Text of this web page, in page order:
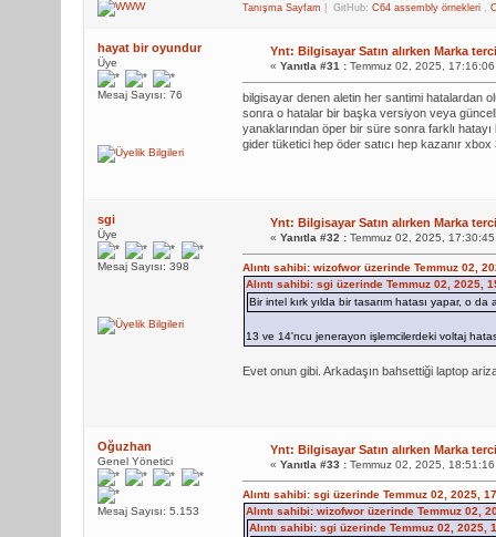
Tanışma Sayfam | GitHub: C64 assembly örnekleri,
hayat bir oyundur
Üye
Mesaj Sayısı: 76
Ynt: Bilgisayar Satın alırken Marka
« Yanıtla #31 :Temmuz 02, 2025,
bilgisayar denen aletin her santimi hatalardan
sonra o hatalar bir başka versiyon veya
yanaklarından öper bir süre sonra farklı
gider tüketici hep öder satıcı hep kazanır xbox
sgi
Üye
Mesaj Sayısı: 398
Ynt: Bilgisayar Satın alırken Marka
« Yanıtla #32 :Temmuz 02, 2025,
Alıntı sahibi: wizofwor üzerinde Temmuz 02,
Alıntı sahibi: sgi üzerinde Temmuz 02, 2025,
Bir intel kırk yılda bir tasarım hatası yapar, o
13 ve 14'ncu jenerayon işlemcilerdeki voltaj
Evet onun gibi. Arkadaşın bahsettiği laptop
Oğuzhan
Genel Yönetici
Mesaj Sayısı: 5.153
Ynt: Bilgisayar Satın alırken Marka
« Yanıtla #33 :Temmuz 02, 2025,
Alıntı sahibi: sgi üzerinde Temmuz 02, 2025,
Alıntı sahibi: wizofwor üzerinde Temmuz 02,
Alıntı sahibi: sgi üzerinde Temmuz 02, 2025,